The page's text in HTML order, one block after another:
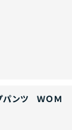
パンツ ＷＯＭ